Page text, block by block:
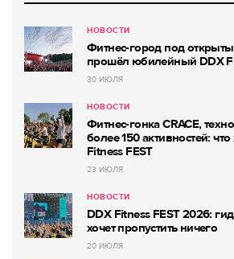
НОВОСТИ
Фитнес-город под
прошёл юбилейный DDX
30 ИЮЛЯ
НОВОСТИ
Фитнес-гонка CRACE,
более 150 активностей:
Fitness FEST
23 ИЮЛЯ
НОВОСТИ
DDX Fitness FEST 2026:
хочет пропустить ничего
20 ИЮЛЯ